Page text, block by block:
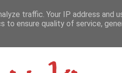
traffic. Your IP address and
to ensure quality of service,